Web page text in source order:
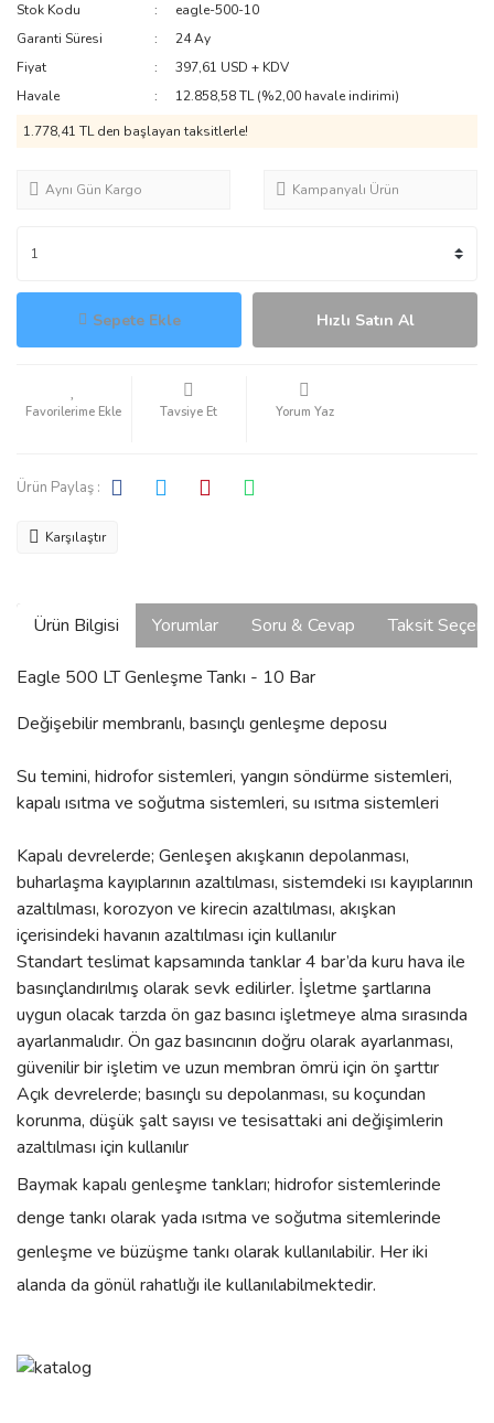
Stok Kodu
eagle-500-10
Garanti Süresi
24 Ay
Fiyat
397,61 USD + KDV
Havale
12.858,58 TL (%2,00 havale indirimi)
1.778,41 TL den başlayan taksitlerle!
Aynı Gün Kargo Kampanyalı Ürün
Sepete Ekle Hızlı Satın Al
Tavsiye Et Yorum Yaz
Ürün Paylaş :
Karşılaştır
Ürün Bilgisi Yorumlar Soru & Cevap Taksit
Eagle 500 LT Genleşme Tankı - 10 Bar
Değişebilir membranlı, basınçlı genleşme deposu
Su temini, hidrofor sistemleri, yangın söndürme sistemleri,
kapalı ısıtma ve soğutma sistemleri, su ısıtma sistemleri
Kapalı devrelerde; Genleşen akışkanın depolanması,
buharlaşma kayıplarının azaltılması, sistemdeki ısı kayıplarının
azaltılması, korozyon ve kirecin azaltılması, akışkan
içerisindeki havanın azaltılması için kullanılır
Standart teslimat kapsamında tanklar 4 bar’da kuru hava ile
basınçlandırılmış olarak sevk edilirler. İşletme şartlarına
uygun olacak tarzda ön gaz basıncı işletmeye alma sırasında
ayarlanmalıdır. Ön gaz basıncının doğru olarak ayarlanması,
güvenilir bir işletim ve uzun membran ömrü için ön şarttır
Açık devrelerde; basınçlı su depolanması, su koçundan
korunma, düşük şalt sayısı ve tesisattaki ani değişimlerin
azaltılması için kullanılır
Baymak kapalı genleşme tankları; hidrofor sistemlerinde
denge tankı olarak yada ısıtma ve soğutma sitemlerinde
genleşme ve büzüşme tankı olarak kullanılabilir. Her iki
alanda da gönül rahatlığı ile kullanılabilmektedir.